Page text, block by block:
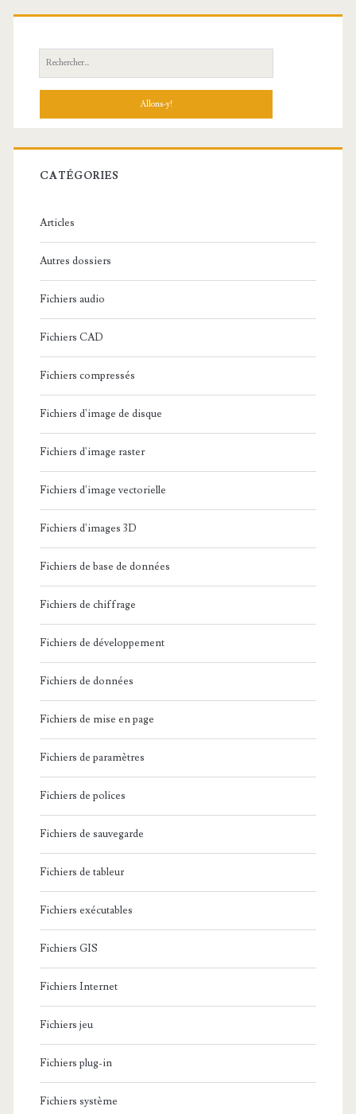
R
e
h
r
c
:
CATÉGORIES
Articles
Autres dossiers
Fichiers audio
Fichiers CAD
Fichiers compressés
Fichiers d'image de disque
Fichiers d'image raster
Fichiers d'image vectorielle
Fichiers d'images 3D
Fichiers de base de données
Fichiers de chiffrage
Fichiers de développement
Fichiers de données
Fichiers de mise en page
Fichiers de paramètres
Fichiers de polices
Fichiers de sauvegarde
Fichiers de tableur
Fichiers exécutables
Fichiers GIS
Fichiers Internet
Fichiers jeu
Fichiers plug-in
Fichiers système